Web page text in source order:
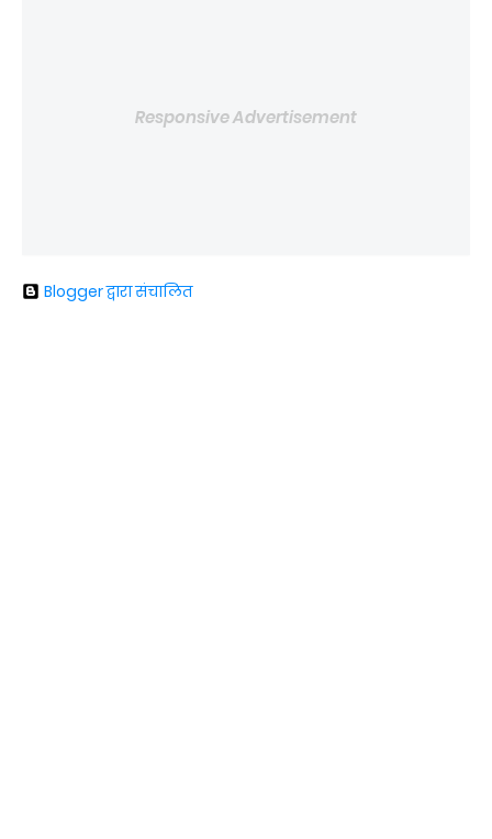
Responsive Advertisement
Blogger द्वारा संचालित